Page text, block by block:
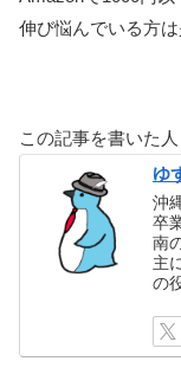
伸び悩んでいる方は
この記事を書いた人
ゆ
沖
卒
南
主
の